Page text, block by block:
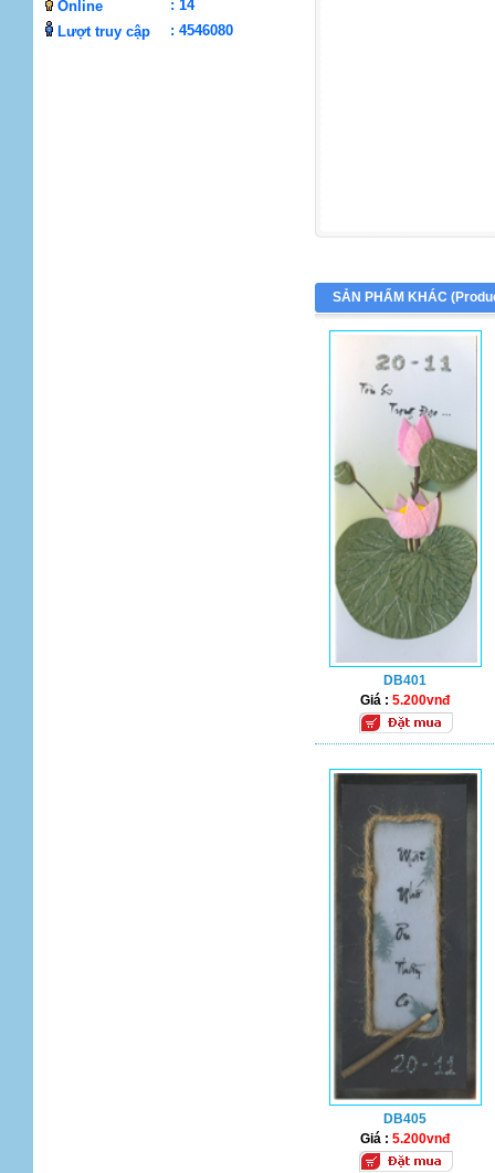
Nguồn gốc ngày Quốc tế phụ nữ 8/3
Nguồn gốc Ngày của Mẹ
Online
: 14
Lượt truy cập
: 4546080
SẢN PHẨM KHÁC (
DB401
Giá :5.200vnđ
DB405
Giá :5.200vnđ